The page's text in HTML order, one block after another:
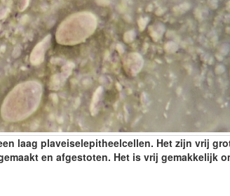
laag plaveiselepitheelcellen. Het zijn vrij
en afgestoten. Het is vrij gemakkelijk